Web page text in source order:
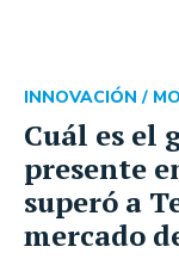
Cuál es el
presente
superó a
mercado
INNOVACIÓN /